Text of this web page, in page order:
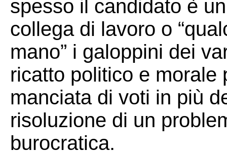
spesso il candidato è
collega di lavoro o
mano” i galoppini dei
ricatto politico e morale
manciata di voti in più
risoluzione di un
burocratica.